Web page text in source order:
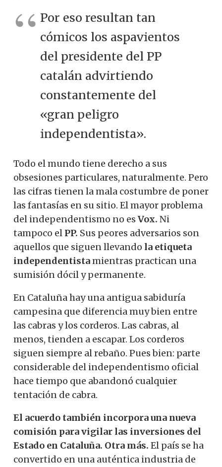
Por eso resultan tan
cómicos los aspavientos
del presidente del PP
catalán advirtiendo
constantemente del
«gran peligro
independentista».
Todo el mundo tiene derecho a sus
obsesiones particulares, naturalmente. Pero
las cifras tienen la mala costumbre de poner
las fantasías en su sitio. El mayor problema
del independentismo no es Vox. Ni
tampoco el PP. Sus peores adversarios son
aquellos que siguen llevando la etiqueta
independentistamientras practican una
sumisión dócil y permanente.
En Cataluña hay una antigua sabiduría
campesina que diferencia muy bien entre
las cabras y los corderos. Las cabras, al
menos, tienden a escapar. Los corderos
siguen siempre al rebaño. Pues bien: parte
considerable del independentismo oficial
hace tiempo que abandonó cualquier
tentación de cabra.
El acuerdo también incorpora una nueva
comisión para vigilar las inversiones del
Estado en Cataluña. Otra más. El país se ha
convertido en una auténtica industria de